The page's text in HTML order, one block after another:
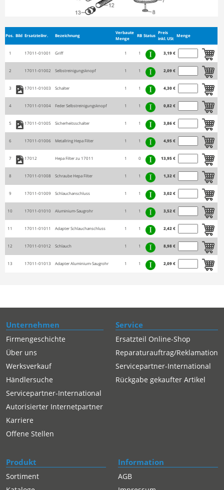
Pos. Bild Ersatzteilnr. Bezeichnung
Verbaute
Menge
RB Status
Preis
inkl. USt
Menge
1 17011-01001 Griff 1 1 3,19 €
2 17011-01002 Selbstreinigungsknopf 1 1 2,09 €
3 17011-01003 Schalter 1 1 4,30 €
4 17011-01004 Feder Selbstreinigungsknopf 1 1 0,82 €
5 17011-01005 Sicherheitsschalter 1 1 3,86 €
6 17011-01006 Metallring Hepa Filter 1 1 4,95 €
7 17012 Hepa Filter zu 17011 1 0 13,95 €
8 17011-01008 Schraube Hepa Filter 1 1 1,32 €
9 17011-01009 Schlauchanschluss 1 1 3,02 €
10 17011-01010 Aluminium-Saugrohr 1 1 3,52 €
11 17011-01011 Adapter Schlauchanschluss 1 1 2,42 €
12 17011-01012 Schlauch 1 1 8,98 €
13 17011-01013 Adapter Aluminium-Saugrohr 1 1 2,09 €
Unternehmen
Firmengeschichte
Über uns
Werksverkauf
Händlersuche
Servicepartner-International
Autorisierter Internetpartner
Karriere
Offene Stellen
Service
Ersatzteil Online-Shop
Reparaturauftrag/Reklamation
Servicepartner-International
Rückgabe gekaufter Artikel
Produkt
Sortiment
Information
AGB